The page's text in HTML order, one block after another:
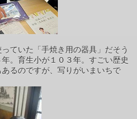
ていた「手焼き用の器具」だそう
。育生小が１０３年。すごい歴史
るのですが、写りがいまいちで